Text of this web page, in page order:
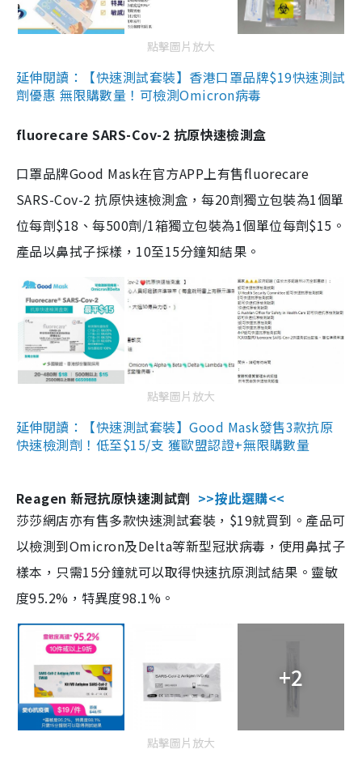
點擊圖片放大
延伸閱讀：【快速測試套裝】香港口罩品牌$19快速測試
劑優惠 無限購數量！可檢測Omicron病毒
fluorecare SARS-Cov-2 抗原快速檢測盒
口罩品牌Good Mask在官方APP上有售fluorecare
SARS-Cov-2 抗原快速檢測盒，每20劑獨立包裝為1個單
位每劑$18、每500劑/1箱獨立包裝為1個單位每劑$15。
產品以鼻拭子採樣，10至15分鐘知結果。
點擊圖片放大
延伸閱讀：【快速測試套裝】Good Mask發售3款抗原
快速檢測劑！低至$15/支 獲歐盟認證+無限購數量
Reagen 新冠抗原快速測試劑 >>按此選購<<
莎莎網店亦有售多款快速測試套裝，$19就買到。產品可
以檢測到Omicron及Delta等新型冠狀病毒，使用鼻拭子
樣本，只需15分鐘就可以取得快速抗原測試結果。靈敏
度95.2%，特異度98.1%。
+2
點擊圖片放大